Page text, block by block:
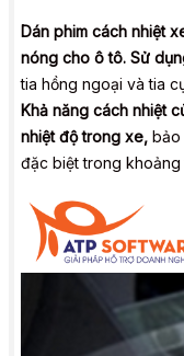
Dán phim cách nhiệt
nóng cho ô tô. Sử
tia hồng ngoại và tia
Khả năng cách nhiệt
nhiệt độ trong xe, bảo
đặc biệt trong khoảng